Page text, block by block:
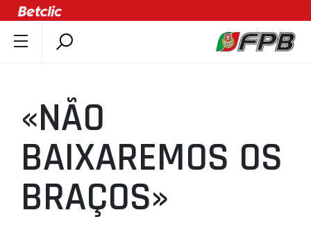
DOCUMENTOS
ÚLTIMAS
COMPETIÇÕES
ASSOCIAÇÕES
CLUBES
AGENTES
«NÃO
BAIXAREMOS OS
BRAÇOS»